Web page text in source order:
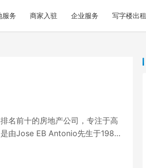
服务 商家入驻 企业服务 写字楼出租
名前十的房地产公司，专注于高
由Jose EB Antonio先生于1986